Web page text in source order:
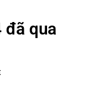
qua